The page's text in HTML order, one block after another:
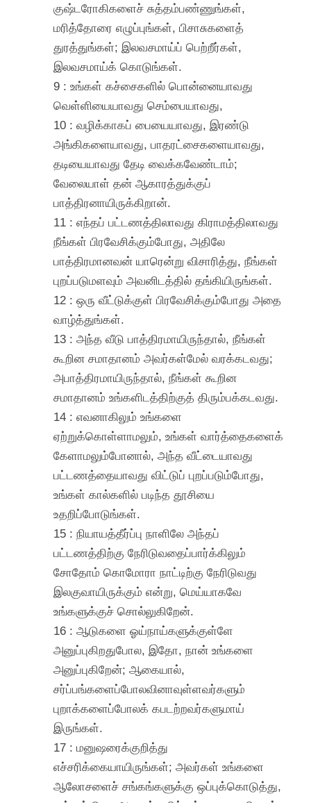
குஷ்டரோகிகளைச் சுத்தம்பண்ணுங்கள்,
மரித்தோரை எழுப்புங்கள், பிசாசுகளைத்
துரத்துங்கள்; இலவசமாய்ப் பெற்றீர்கள்,
இலவசமாய்க் கொடுங்கள்.
9 : உங்கள் கச்சைகளில் பொன்னையாவது
வெள்ளியையாவது செம்பையாவது,
10 : வழிக்காகப் பையையாவது, இரண்டு
அங்கிகளையாவது, பாதரட்சைகளையாவது,
தடியையாவது தேடி வைக்கவேண்டாம்;
வேலையாள் தன் ஆகாரத்துக்குப்
பாத்திரனாயிருக்கிறான்.
11 : எந்தப் பட்டணத்திலாவது கிராமத்திலாவது
நீங்கள் பிரவேசிக்கும்போது, அதிலே
பாத்திரமானவன் யாரென்று விசாரித்து, நீங்கள்
புறப்படுமளவும் அவனிடத்தில் தங்கியிருங்கள்.
12 : ஒரு வீட்டுக்குள் பிரவேசிக்கும்போது அதை
வாழ்த்துங்கள்.
13 : அந்த வீடு பாத்திரமாயிருந்தால், நீங்கள்
கூறின சமாதானம் அவர்கள்மேல் வரக்கடவது;
அபாத்திரமாயிருந்தால், நீங்கள் கூறின
சமாதானம் உங்களிடத்திற்குத் திரும்பக்கடவது.
14 : எவனாகிலும் உங்களை
ஏற்றுக்கொள்ளாமலும், உங்கள் வார்த்தைகளைக்
கேளாமலும்போனால், அந்த வீட்டையாவது
பட்டணத்தையாவது விட்டுப் புறப்படும்போது,
உங்கள் கால்களில் படிந்த தூசியை
உதறிப்போடுங்கள்.
15 : நியாயத்தீர்ப்பு நாளிலே அந்தப்
பட்டணத்திற்கு நேரிடுவதைப்பார்க்கிலும்
சோதோம் கொமோரா நாட்டிற்கு நேரிடுவது
இலகுவாயிருக்கும் என்று, மெய்யாகவே
உங்களுக்குச் சொல்லுகிறேன்.
16 : ஆடுகளை ஓய்நாய்களுக்குள்ளே
அனுப்புகிறதுபோல, இதோ, நான் உங்களை
அனுப்புகிறேன்; ஆகையால்,
சர்ப்பங்களைப்போலவினாவுள்ளவர்களும்
புறாக்களைப்போலக் கபடற்றவர்களுமாய்
இருங்கள்.
17 : மனுஷரைக்குறித்து
எச்சரிக்கையாயிருங்கள்; அவர்கள் உங்களை
ஆலோசளைச் சங்கங்களுக்கு ஒப்புக்கொடுத்து,